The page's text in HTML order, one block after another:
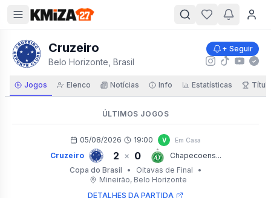
Cruzeiro
Belo Horizonte, Brasil
+ Seguir
Jogos Elenco Notícias Info Estatísticas
ÚLTIMOS JOGOS
05/08/2026 19:00 V Em Casa
Cruzeiro 2 × 0
Chapecoens...
Copa do Brasil
• Oitavas de Final
•
Mineirão, Belo Horizonte
DETALHES DA PARTIDA